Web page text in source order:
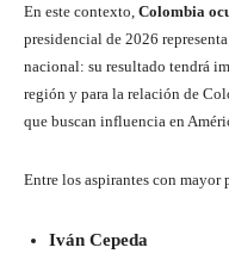
En este contexto, Colombia
presidencial de 2026
nacional: su resultado tendrá
región y para la relación de
que buscan influencia en
Entre los aspirantes con mayor
Iván Cepeda